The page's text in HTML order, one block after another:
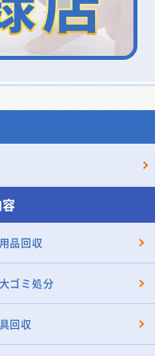
品回収
ゴミ処分
回収